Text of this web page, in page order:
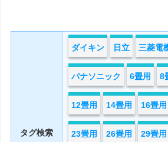
タグ検索
ダイキン 日立 三菱電
パナソニック 6畳用 8
12畳用 14畳用 16畳用
23畳用 26畳用 29畳用